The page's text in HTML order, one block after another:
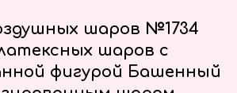
шаров №1734
шаров с
фигурой Башенный